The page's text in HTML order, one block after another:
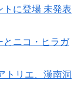
に登場 未発表
とニコ・ヒラガ
トリエ、漢南洞